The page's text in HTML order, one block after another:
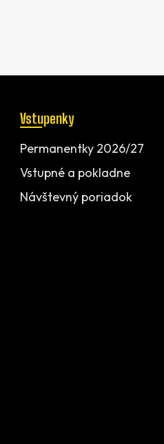
Vstupenky
Permanentky 2026/27
Vstupné a pokladne
Návštevný poriadok